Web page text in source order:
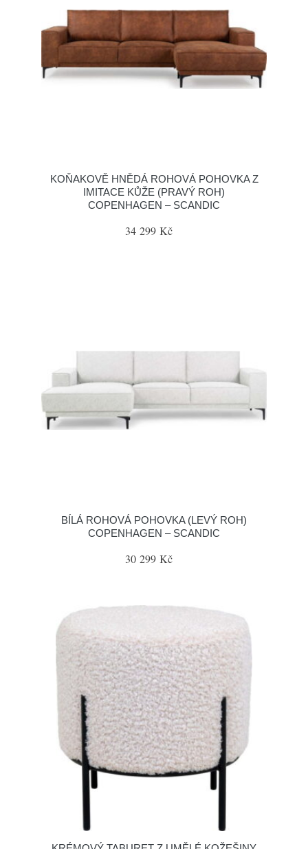
KOŇAKOVĚ HNĚDÁ ROHOVÁ POHOVKA Z
IMITACE KŮŽE (PRAVÝ ROH)
COPENHAGEN – SCANDIC
34 299 Kč
BÍLÁ ROHOVÁ POHOVKA (LEVÝ ROH)
COPENHAGEN – SCANDIC
30 299 Kč